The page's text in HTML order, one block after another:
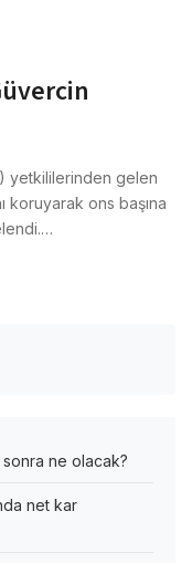
yetkililerinden gelen
koruyarak ons başına
sonra ne olacak?
net kar